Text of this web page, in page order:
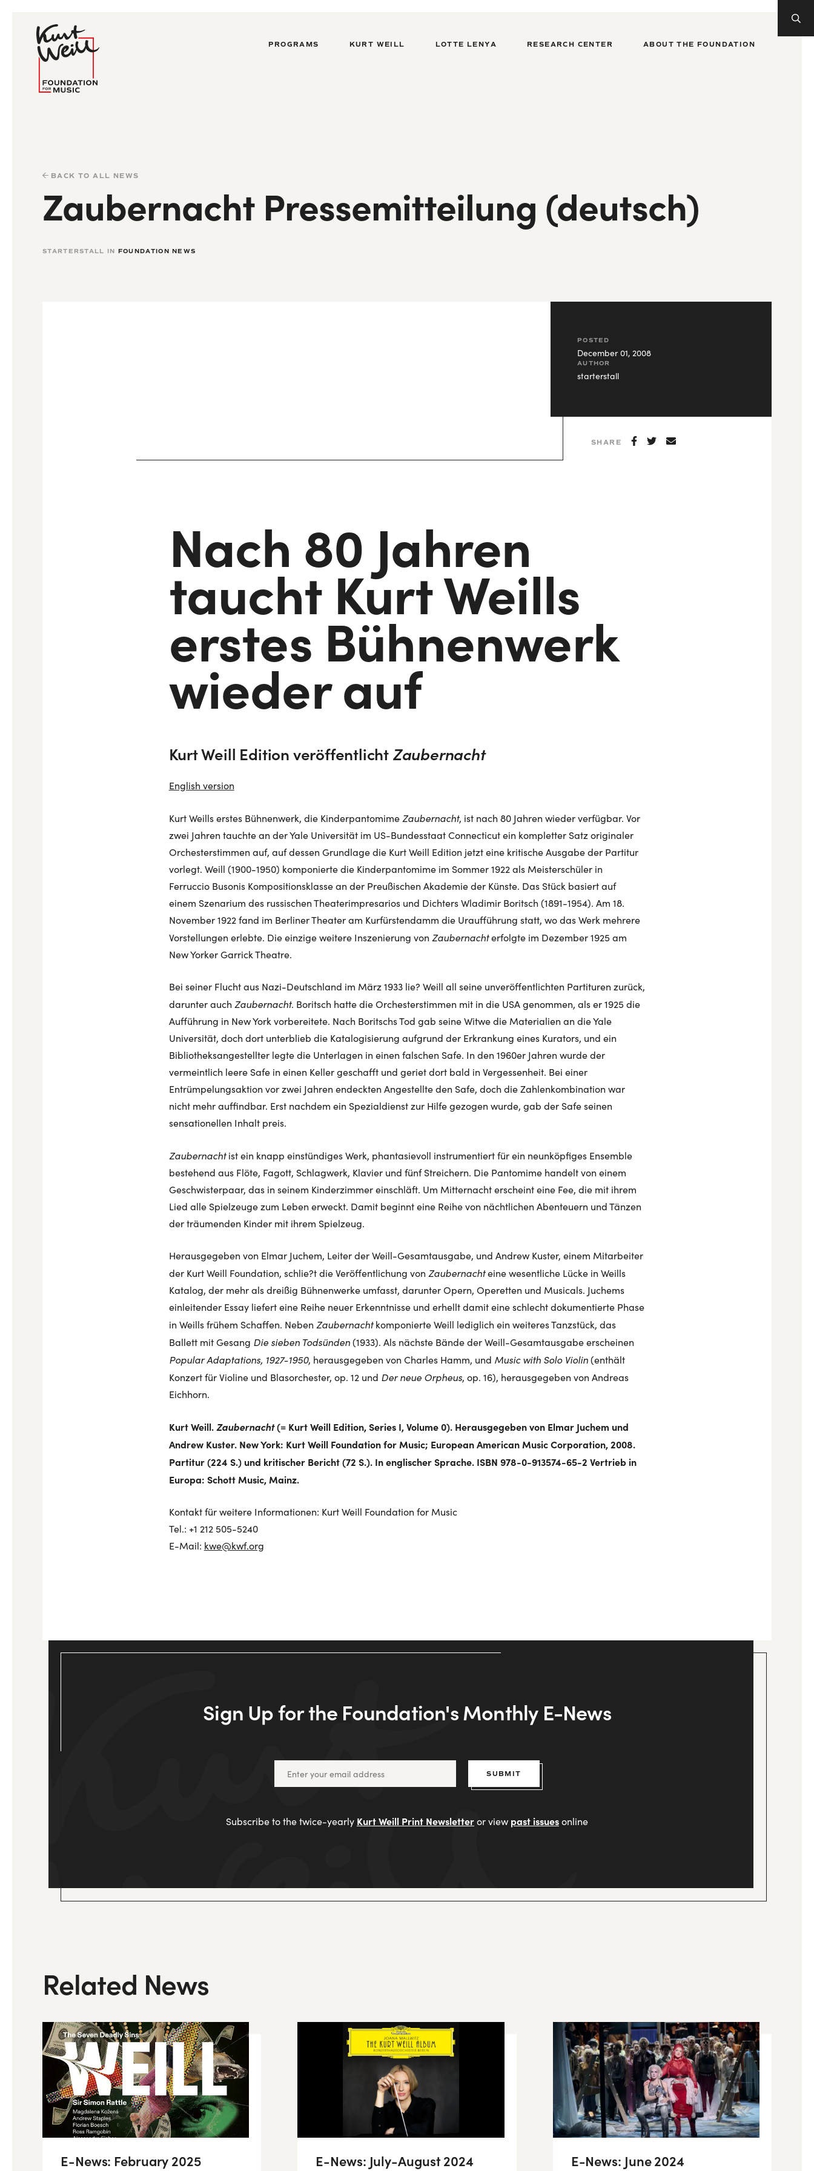
PROGRAMS KURT WEILL LOTTE LENYA RESEARCH CENTER ABOUT THE FOUNDATION
BACK TO ALL NEWS
Zaubernacht Pressemitteilung (deutsch)
STARTERSTALL IN FOUNDATION NEWS
POSTED
December 01, 2008
AUTHOR
starterstall
SHARE
Nach 80 Jahren
taucht Kurt Weills
erstes Bühnenwerk
wieder auf
Kurt Weill Edition veröffentlichtZaubernacht
English version
Kurt Weills erstes Bühnenwerk, die Kinderpantomime Zaubernacht, ist nach 80 Jahren wieder verfügbar. Vor
zwei Jahren tauchte an der Yale Universität im US-Bundesstaat Connecticut ein kompletter Satz originaler
Orchesterstimmen auf, auf dessen Grundlage die Kurt Weill Edition jetzt eine kritische Ausgabe der Partitur
vorlegt. Weill (1900-1950) komponierte die Kinderpantomime im Sommer 1922 als Meisterschüler in
Ferruccio Busonis Kompositionsklasse an der Preußischen Akademie der Künste. Das Stück basiert auf
einem Szenarium des russischen Theaterimpresarios und Dichters Wladimir Boritsch (1891-1954). Am 18.
November 1922 fand im Berliner Theater am Kurfürstendamm die Uraufführung statt, wo das Werk mehrere
Vorstellungen erlebte. Die einzige weitere Inszenierung von Zaubernachterfolgte im Dezember 1925 am
New Yorker Garrick Theatre.
Bei seiner Flucht aus Nazi-Deutschland im März 1933 lie? Weill all seine unveröffentlichten Partituren zurück,
darunter auch Zaubernacht. Boritsch hatte die Orchesterstimmen mit in die USA genommen, als er 1925 die
Aufführung in New York vorbereitete. Nach Boritschs Tod gab seine Witwe die Materialien an die Yale
Universität, doch dort unterblieb die Katalogisierung aufgrund der Erkrankung eines Kurators, und ein
Bibliotheksangestellter legte die Unterlagen in einen falschen Safe. In den 1960er Jahren wurde der
vermeintlich leere Safe in einen Keller geschafft und geriet dort bald in Vergessenheit. Bei einer
Entrümpelungsaktion vor zwei Jahren endeckten Angestellte den Safe, doch die Zahlenkombination war
nicht mehr auffindbar. Erst nachdem ein Spezialdienst zur Hilfe gezogen wurde, gab der Safe seinen
sensationellen Inhalt preis.
Zaubernachtist ein knapp einstündiges Werk, phantasievoll instrumentiert für ein neunköpfiges Ensemble
bestehend aus Flöte, Fagott, Schlagwerk, Klavier und fünf Streichern. Die Pantomime handelt von einem
Geschwisterpaar, das in seinem Kinderzimmer einschläft. Um Mitternacht erscheint eine Fee, die mit ihrem
Lied alle Spielzeuge zum Leben erweckt. Damit beginnt eine Reihe von nächtlichen Abenteuern und Tänzen
der träumenden Kinder mit ihrem Spielzeug.
Herausgegeben von Elmar Juchem, Leiter der Weill-Gesamtausgabe, und Andrew Kuster, einem Mitarbeiter
der Kurt Weill Foundation, schlie?t die Veröffentlichung von Zaubernachteine wesentliche Lücke in Weills
Katalog, der mehr als dreißig Bühnenwerke umfasst, darunter Opern, Operetten und Musicals. Juchems
einleitender Essay liefert eine Reihe neuer Erkenntnisse und erhellt damit eine schlecht dokumentierte Phase
in Weills frühem Schaffen. Neben Zaubernachtkomponierte Weill lediglich ein weiteres Tanzstück, das
Ballett mit Gesang Die sieben Todsünden(1933). Als nächste Bände der Weill-Gesamtausgabe erscheinen
Popular Adaptations, 1927-1950, herausgegeben von Charles Hamm, und Music with Solo Violin(enthält
Konzert für Violine und Blasorchester, op. 12 und Der neue Orpheus, op. 16), herausgegeben von Andreas
Eichhorn.
Kurt Weill. Zaubernacht(= Kurt Weill Edition, Series I, Volume 0). Herausgegeben von Elmar Juchem und
Andrew Kuster. New York: Kurt Weill Foundation for Music; European American Music Corporation, 2008.
Partitur (224 S.) und kritischer Bericht (72 S.). In englischer Sprache. ISBN 978-0-913574-65-2 Vertrieb in
Europa: Schott Music, Mainz.
Kontakt für weitere Informationen: Kurt Weill Foundation for Music
Tel.: +1 212 505-5240
E-Mail: kwe@kwf.org
Sign Up for the Foundation's Monthly E-News
SUBMIT
Subscribe to the twice-yearly Kurt Weill Print Newsletteror view past issuesonline
Related News
E-News: February 2025 E-News: July-August 2024 E-News: June 2024